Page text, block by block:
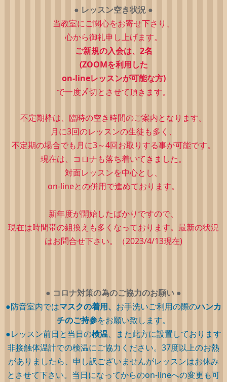
● レッスン空き状況 ●
当教室にご関心をお寄せ下さり、
心から御礼申し上げます。
ご新規の入会は、2名
(ZOOMを利用した
on-lineレッスンが可能な方)
で一度〆切とさせて頂きます。
不定期枠は、 臨時の空き時間のご案内となります。
月に3回のレッスンの生徒も多く、
不定期の場合でも月に3～4回お取りする事が可能です。
現在は、コロナも落ち着いてきました。
対面レッスンを中心とし、
on-lineとの併用で進めております。
新年度が開始したばかりですので、
現在は時間帯の組換えも多くなっております。最新の状況
はお問合せ下さい。（2023/4/13現在)
● コロナ対策の為のご協力のお願い ●
●防音室内ではマスクの着用、 お手洗いご利用の際のハンカ
チのご持参をお願い致します。
●レッスン前日と当日の検温、また此方に設置しております
非接触体温計での検温にご協力ください。37度以上のお熱
がありましたら、申し訳ございませんがレッスンはお休み
とさせて下さい。当日になってからのon-lineへの変更も可